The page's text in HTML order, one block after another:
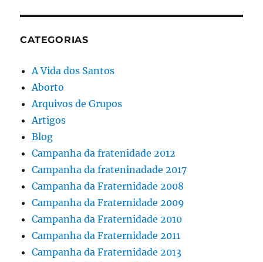
CATEGORIAS
A Vida dos Santos
Aborto
Arquivos de Grupos
Artigos
Blog
Campanha da fratenidade 2012
Campanha da frateninadade 2017
Campanha da Fraternidade 2008
Campanha da Fraternidade 2009
Campanha da Fraternidade 2010
Campanha da Fraternidade 2011
Campanha da Fraternidade 2013